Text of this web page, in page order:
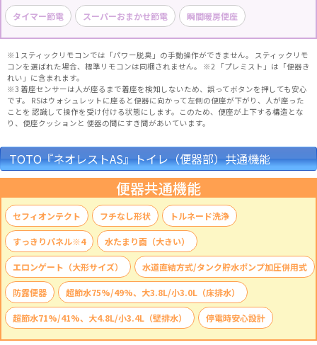
タイマー節電 スーパーおまかせ節電 瞬間暖房便座
※1 スティックリモコンでは「パワー脱臭」の手動操作ができません。 スティックリモ
コンを選ばれた場合、標準リモコンは同梱されません。 ※2 「プレミスト」は「便器き
れい」に含まれます。
※3 着座センサーは人が座るまで着座を検知しないため、誤ってボタンを押しても安心
です。 RSはウォシュレットに座ると便器に向かって左側の便座が下がり、人が座った
ことを 認識して操作を受け付ける状態にします。このため、便座が上下する構造とな
り、便座クッションと 便器の間にすき間があいています。
TOTO『ネオレストAS』トイレ（便器部）共通機能
便器共通機能
セフィオンテクト フチなし形状 トルネード洗浄
すっきりパネル※4 水たまり面（大きい）
エロンゲート（大形サイズ） 水道直結方式/タンク貯水ポンプ加圧併用式
防露便器 超節水75%/49%、大3.8L/小3.0L（床排水）
超節水71%/41%、大4.8L/小3.4L（壁排水） 停電時安心設計